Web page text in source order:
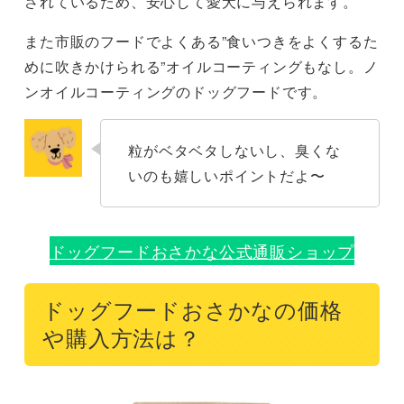
また市販のフードでよくある”食いつきをよくするた
めに吹きかけられる”オイルコーティングもなし。ノ
ンオイルコーティングのドッグフードです。
粒がベタベタしないし、臭くな
いのも嬉しいポイントだよ〜
ドッグフードおさかな公式通販ショップ
ドッグフードおさかなの価格
や購入方法は？